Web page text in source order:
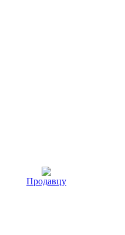
Продавцу